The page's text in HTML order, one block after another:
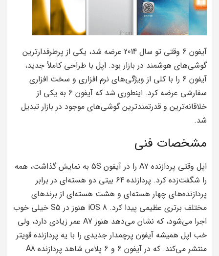
آیفون 6 وقتی تو سال 2014 عرضه شد، یکی از پرطرفدارترین
گوشی‌های هوشمند در بازار بود. اپل با طراحی کاملاً جدید،
آیفون 6 را با کلی از ویژگی‌های نرم افزاری و سخت افزاری
سفارشی عرضه کرد. اینطوری شد که آیفون 6 به یکی از
خلاقانه‌ترین و قدرتمندترین گوشی‌های موجود در بازار تبدیل
شد.
مشخصات فنی
اپل وقتی پردازنده A7 را در آیفون 5S به نمایش گذاشت، همه
را شگفت‌زده کرد. پردازنده 64 بیتی دو هسته‌ای در برابر
پردازنده‌های چهار هسته‌ای و هشت هسته‌ای از برندهای
مختلف برتری عظیمی پیدا کرد. iOS 8 هنوز در S5 خیلی خوب
اجرا می‌شود، که نشان می‌دهد هنوز A7 عمر زیادی دارد، ولی
خب اپل همیشه آیفون پرچمدار جدیدی را با یه پردازنده قویتر
منتشر می‌کند. که در آیفون 6 و 6 پلاس شاهد پردازنده A8